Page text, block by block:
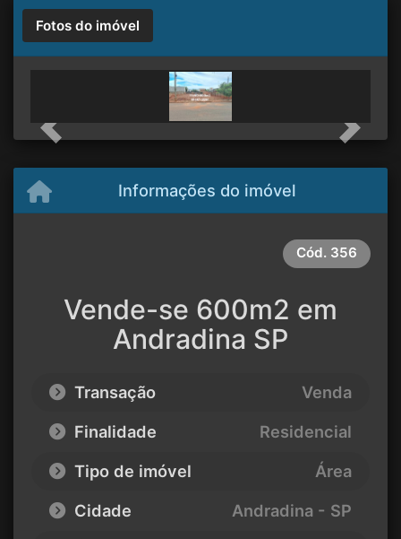
Fotos do imóvel
Previous Next
Informações do imóvel
Cód. 356
Vende-se 600m2 em
Andradina SP
Transação
Venda
Finalidade
Residencial
Tipo de imóvel
Área
Cidade
Andradina - SP